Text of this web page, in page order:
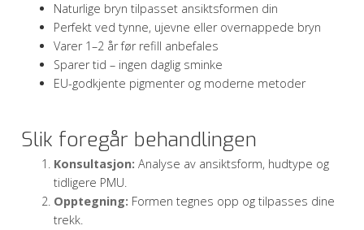
Naturlige bryn tilpasset ansiktsformen din
Perfekt ved tynne, ujevne eller overnappede bryn
Varer 1–2 år før refill anbefales
Sparer tid – ingen daglig sminke
EU-godkjente pigmenter og moderne metoder
Slik foregår behandlingen
Konsultasjon: Analyse av ansiktsform, hudtype og
tidligere PMU.
Opptegning: Formen tegnes opp og tilpasses dine
trekk.